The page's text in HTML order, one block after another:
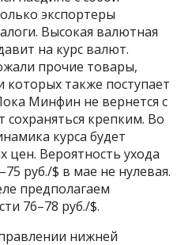
экспортеры
Высокая валютная
на курс валют.
прочие товары,
которых также поступает
Минфин не вернется с
сохраняться крепким. Во
курса будет
цен. Вероятность ухода
руб./$ в мае не нулевая.
предполагаем
76–78 руб./$.
нижней